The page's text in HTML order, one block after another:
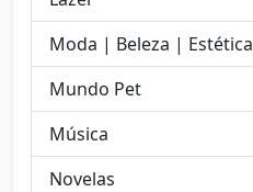
Moda | Beleza | Estética
Mundo Pet
Música
Novelas